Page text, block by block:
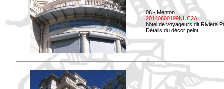
06 - Menton
20140600199NUC2A
hôtel de voyageurs dit Riviera
Détails du décor peint.